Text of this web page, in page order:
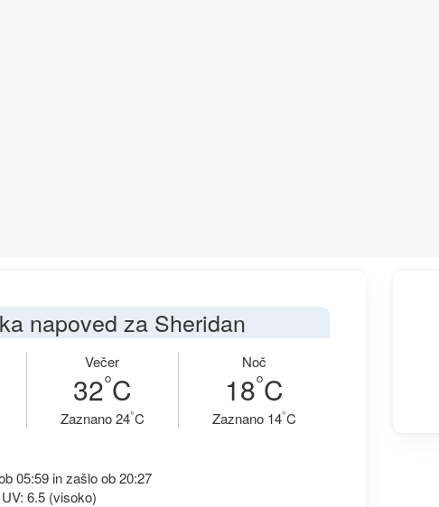
napoved za Sheridan
Večer
32°C
Zaznano 24°C
Noč
18°C
Zaznano 14°C
05:59 in zašlo ob 20:27
6.5 (visoko)